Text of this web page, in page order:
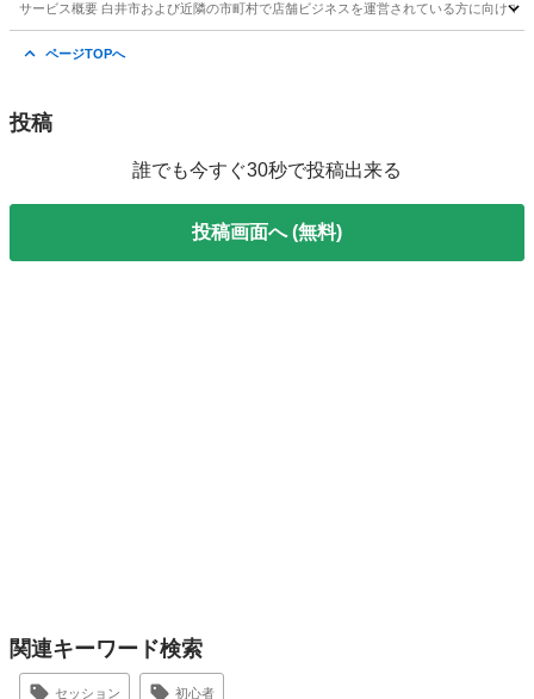
サービス概要 白井市および近隣の市町村で店舗ビジネスを運営されている方に向け
ページTOPへ
投稿
誰でも今すぐ30秒で投稿出来る
投稿画面へ (無料)
関連キーワード検索
セッション 初心者